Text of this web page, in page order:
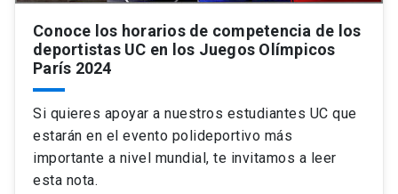
Conoce los horarios de competencia de los
deportistas UC en los Juegos Olímpicos
París 2024
Si quieres apoyar a nuestros estudiantes UC que
estarán en el evento polideportivo más
importante a nivel mundial, te invitamos a leer
esta nota.